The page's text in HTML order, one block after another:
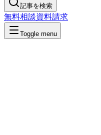
記事を検索
無料相談資料請求
Toggle menu